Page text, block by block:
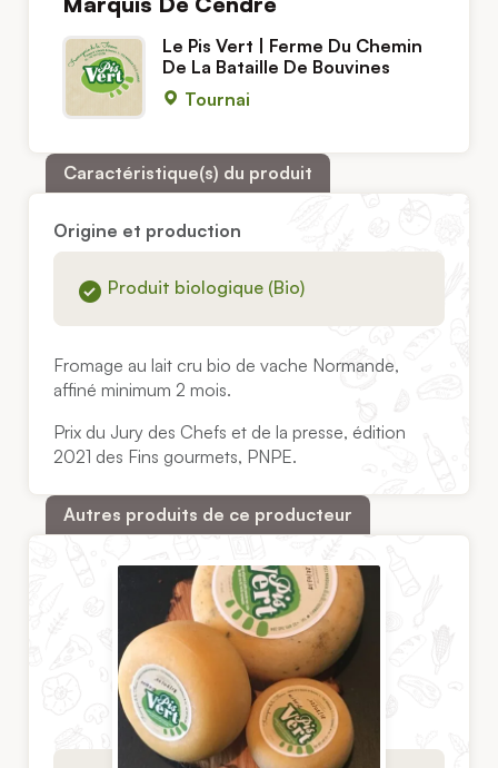
Le Pis Vert | Ferme Du Chemin
De La Bataille De Bouvines
Tournai
Caractéristique(s) du produit
Fromage au lait cru bio de vache Normande,
affiné minimum 2 mois.
Prix du Jury des Chefs et de la presse, édition
2021 des Fins gourmets, PNPE.
Origine et production
Produit biologique (Bio)
Autres produits de ce producteur